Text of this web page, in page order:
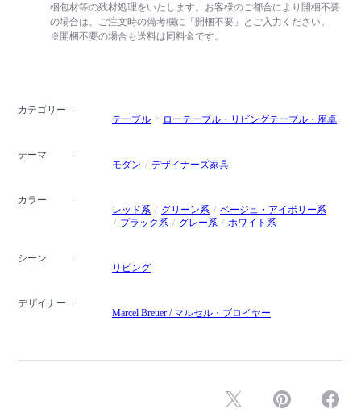
梱包材等の残材処理をいたします。お客様のご都合により開梱不要
の場合は、ご注文時の備考欄に「開梱不要」とご入力ください。
※開梱不要の場合も送料は同料金です。
カテゴリー
テーブル
ローテーブル・リビングテーブル・座卓
テーマ
モダン
デザイナーズ家具
カラー
レッド系
グリーン系
ベージュ・アイボリー系
ブラック系
グレー系 ホワイト系
シーン
リビング
デザイナー
Marcel Breuer / マルセル・ブロイヤー